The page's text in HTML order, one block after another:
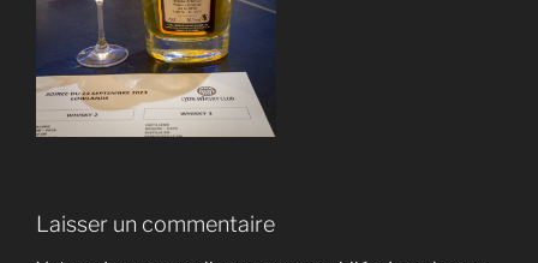
Laisser un commentaire